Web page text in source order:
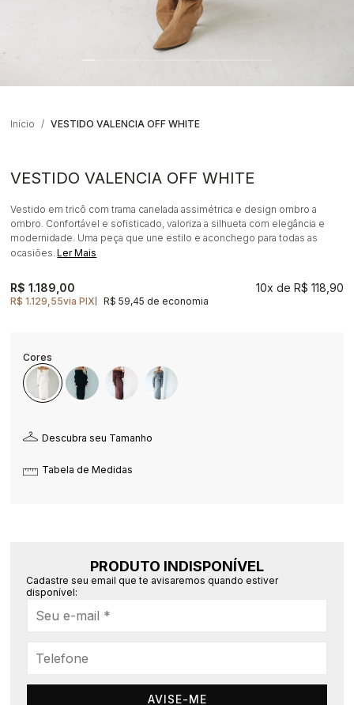
Início VESTIDO VALENCIA OFF WHITE
VESTIDO VALENCIA OFF WHITE
Vestido em tricô com trama canelada assimétrica e design ombro a
ombro. Confortável e sofisticado, valoriza a silhueta com elegância e
modernidade. Uma peça que une estilo e aconchego para todas as
ocasiões.Ler Mais
R$ 1.129,55via PIX R$ 59,45 de economia
R$ 1.189,00 10x R$ 118,90
Descubra seu Tamanho
Tabela de Medidas
PRODUTO INDISPONÍVEL
Cadastre seu email que te avisaremos quando estiver
disponível:
AVISE-ME